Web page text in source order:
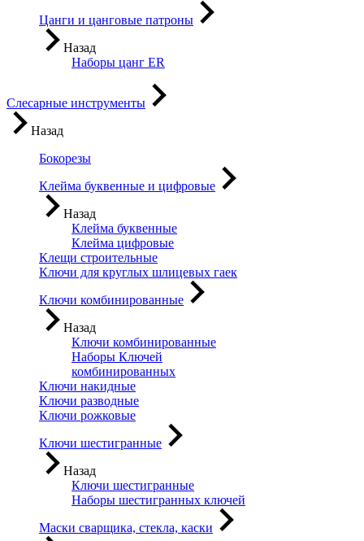
Цанги и цанговые патроны
Назад
Наборы цанг ER
Слесарные инструменты
Назад
Бокорезы
Клейма буквенные и цифровые
Назад
Клейма буквенные
Клейма цифровые
Клещи строительные
Ключи для круглых шлицевых гаек
Ключи комбинированные
Назад
Ключи комбинированные
Наборы Ключей
комбинированных
Ключи накидные
Ключи разводные
Ключи рожковые
Ключи шестигранные
Назад
Ключи шестигранные
Наборы шестигранных ключей
Маски сварщика, стекла, каски